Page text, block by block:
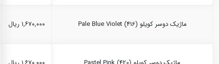
ماژیک دوسر کویلو Pale Blue Violet (416) ۱,۶۷۰,۰۰۰ ریال